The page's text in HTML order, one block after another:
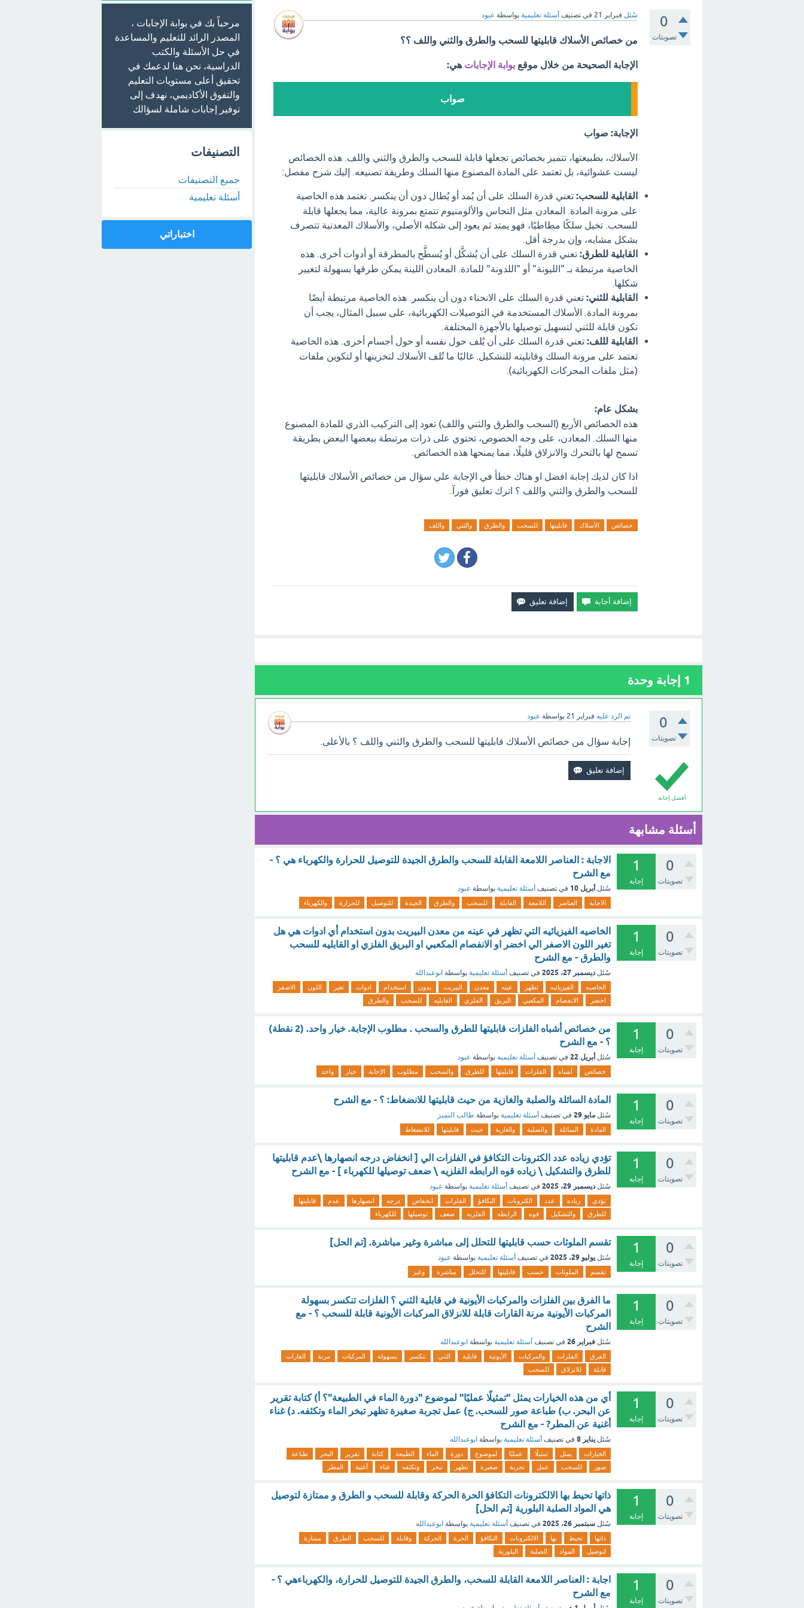
0
تصويتات
سُئل فبراير 21 في تصنيف أسئلة تعليمية بواسطة عبود
من خصائص الأسلاك قابليتها للسحب والطرق والثني واللف ؟؟
الإجابة الصحيحة من خلال موقع بوابة الإجابات هي:
صواب
الإجابة: صواب
الأسلاك، بطبيعتها، تتميز بخصائص تجعلها قابلة للسحب والطرق والثني واللف. هذه الخصائص
ليست عشوائية، بل تعتمد على المادة المصنوع منها السلك وطريقة تصنيعه. إليك شرح مفصل:
القابلية للسحب: تعني قدرة السلك على أن يُمد أو يُطال دون أن ينكسر. تعتمد هذه الخاصية
على مرونة المادة. المعادن مثل النحاس والألومنيوم تتمتع بمرونة عالية، مما يجعلها قابلة
للسحب. تخيل سلكًا مطاطيًا، فهو يمتد ثم يعود إلى شكله الأصلي، والأسلاك المعدنية تتصرف
بشكل مشابه، وإن بدرجة أقل.
القابلية للطرق: تعني قدرة السلك على أن يُشكَّل أو يُسطَّح بالمطرقة أو أدوات أخرى. هذه
الخاصية مرتبطة بـ "الليونة" أو "اللدونة" للمادة. المعادن اللينة يمكن طرقها بسهولة لتغيير
شكلها.
القابلية للثني: تعني قدرة السلك على الانحناء دون أن ينكسر. هذه الخاصية مرتبطة أيضًا
بمرونة المادة. الأسلاك المستخدمة في التوصيلات الكهربائية، على سبيل المثال، يجب أن
تكون قابلة للثني لتسهيل توصيلها بالأجهزة المختلفة.
القابلية لللف: تعني قدرة السلك على أن يُلف حول نفسه أو حول أجسام أخرى. هذه الخاصية
تعتمد على مرونة السلك وقابليته للتشكيل. غالبًا ما تُلف الأسلاك لتخزينها أو لتكوين ملفات
(مثل ملفات المحركات الكهربائية).
بشكل عام:
هذه الخصائص الأربع (السحب والطرق والثني واللف) تعود إلى التركيب الذري للمادة المصنوع
منها السلك. المعادن، على وجه الخصوص، تحتوي على ذرات مرتبطة ببعضها البعض بطريقة
تسمح لها بالتحرك والانزلاق قليلًا، مما يمنحها هذه الخصائص.
اذا كان لديك إجابة افضل او هناك خطأ في الإجابة علي سؤال من خصائص الأسلاك قابليتها
للسحب والطرق والثني واللف ؟ اترك تعليق فورآ.
خصائص الأسلاك قابليتها للسحب والطرق والثني واللف
1 إجابة وحدة
0
تصويتات
تم الرد عليه فبراير 21 بواسطة عبود
أفضل إجابة
إجابة سؤال من خصائص الأسلاك قابليتها للسحب والطرق والثني واللف ؟ بالأعلى.
أسئلة مشابهة
0
تصويتات
1
إجابة
الاجابة : العناصر اللامعة القابلة للسحب والطرق الجيدة للتوصيل للحرارة والكهرباء هي ؟ -
مع الشرح
سُئل أبريل 10 في تصنيف أسئلة تعليمية بواسطة عبود
الاجابة العناصر اللامعة القابلة للسحب والطرق الجيدة للتوصيل للحرارة والكهرباء
0
تصويتات
1
إجابة
الخاصيه الفيزيائيه التي تظهر في عينه من معدن البيريت بدون استخدام أي ادوات هي هل
تغير اللون الاصفر الي اخضر او الانفصام المكعبي او البريق الفلزي او القابليه للسحب
والطرق - مع الشرح
سُئل ديسمبر 27، 2025 في تصنيف أسئلة تعليمية بواسطة ابوعبدالله
الخاصيه الفيزيائيه تظهر عينه معدن البيريت بدون استخدام ادوات تغير اللون
الاصفر
اخضر
الانفصام المكعبي البريق الفلزي القابليه للسحب والطرق
0
تصويتات
1
إجابة
من خصائص أشباه الفلزات قابليتها للطرق والسحب . مطلوب الإجابة. خيار واحد. (2 نقطة)
؟ - مع الشرح
سُئل أبريل 22 في تصنيف أسئلة تعليمية بواسطة عبود
خصائص أشباه الفلزات قابليتها للطرق والسحب مطلوب الإجابة خيار واحد
0
تصويتات
1
إجابة
المادة السائلة والصلبة والغازية من حيث قابليتها للانضغاط: ؟ - مع الشرح
سُئل مايو 29 في تصنيف أسئلة تعليمية بواسطة طالب التميز
المادة السائلة والصلبة والغازية حيث قابليتها للانضغاط
0
تصويتات
1
إجابة
تؤدي زياده عدد الكترونات التكافؤ في الفلزات الي [ انخفاض درجه انصهارها \عدم قابليتها
للطرق والتشكيل \ زياده قوه الرابطه الفلزيه \ ضعف توصيلها للكهرباء ] - مع الشرح
سُئل ديسمبر 29، 2025 في تصنيف أسئلة تعليمية بواسطة عبود
تؤدي زياده عدد الكترونات التكافؤ الفلزات انخفاض درجه انصهارها عدم
قابليتها
للطرق
والتشكيل قوه الرابطه الفلزيه ضعف توصيلها للكهرباء
0
تصويتات
1
إجابة
تقسم الملوثات حسب قابليتها للتحلل إلى مباشرة وغير مباشرة. [تم الحل]
سُئل يوليو 29، 2025 في تصنيف أسئلة تعليمية بواسطة عبود
تقسم الملوثات حسب قابليتها للتحلل مباشرة وغير
0
تصويتات
1
إجابة
ما الفرق بين الفلزات والمركبات الأيونية في قابلية الثني ؟ الفلزات تنكسر بسهولة
المركبات الأيونية مرنة القارات قابلة للانزلاق المركبات الأيونية قابلة للسحب ؟ - مع
الشرح
سُئل فبراير 26 في تصنيف أسئلة تعليمية بواسطة ابوعبدالله
الفرق الفلزات والمركبات الأيونية قابلية الثني تنكسر بسهولة المركبات مرنة
القارات
قابلة
للانزلاق للسحب
0
تصويتات
1
إجابة
أي من هذه الخيارات يمثل "تمثيلًا عمليًا" لموضوع "دورة الماء في الطبيعة"؟ أ) كتابة تقرير
عن البحر. ب) طباعة صور للسحب. ج) عمل تجربة صغيرة تظهر تبخر الماء وتكثفه. د) غناء
أغنية عن المطر? - مع الشرح
سُئل يناير 8 في تصنيف أسئلة تعليمية بواسطة ابوعبدالله
الخيارات يمثل تمثيلًا عمليًا لموضوع دورة الماء الطبيعة كتابة تقرير البحر
طباعة
صور
للسحب عمل تجربة صغيرة تظهر تبخر وتكثفه غناء أغنية المطر
0
تصويتات
1
إجابة
ذاتها تحيط بها الالكترونات التكافؤ الحرة الحركة وقابلة للسحب و الطرق و ممتازة لتوصيل
هي المواد الصلبة البلورية [تم الحل]
سُئل سبتمبر 26، 2025 في تصنيف أسئلة تعليمية بواسطة ابوعبدالله
ذاتها تحيط بها الالكترونات التكافؤ الحرة الحركة وقابلة للسحب الطرق
ممتازة
لتوصيل
المواد الصلبة البلورية
0
تصويتات
1
إجابة
اجابة : العناصر اللامعة القابلة للسحب، والطرق الجيدة للتوصيل للحرارة، والكهرباءهي ؟ -
مع الشرح
مرحباً بك في بوابة الإجابات ،
المصدر الرائد للتعليم والمساعدة
في حل الأسئلة والكتب
الدراسية، نحن هنا لدعمك في
تحقيق أعلى مستويات التعليم
والتفوق الأكاديمي، نهدف إلى
توفير إجابات شاملة لسؤالك
التصنيفات
جميع التصنيفات
أسئلة تعليمية
اختباراتي